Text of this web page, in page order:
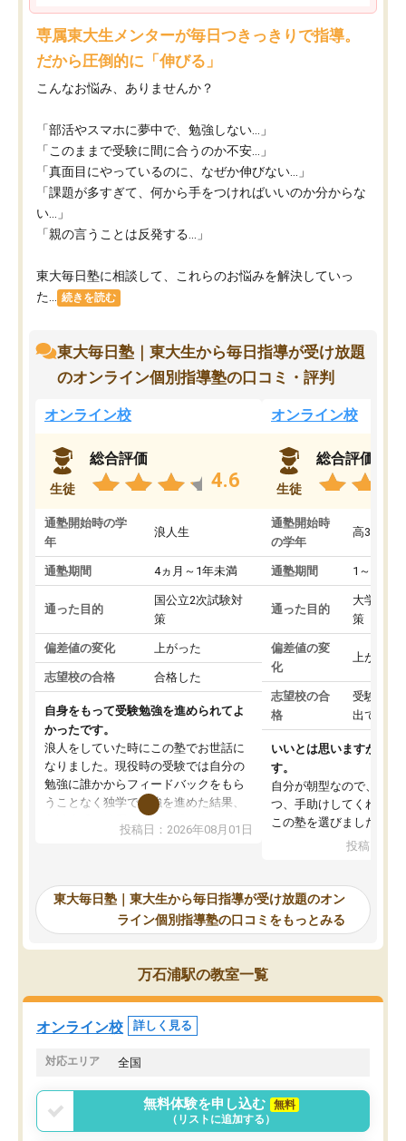
専属東大生メンターが毎日つきっきりで指導。
だから圧倒的に「伸びる」
こんなお悩み、ありませんか？
「部活やスマホに夢中で、勉強しない…」
「このままで受験に間に合うのか不安…」
「真面目にやっているのに、なぜか伸びない…」
「課題が多すぎて、何から手をつければいいのか分からな
い…」
「親の言うことは反発する…」
東大毎日塾に相談して、これらのお悩みを解決していっ
た...
続きを読む
東大毎日塾｜東大生から毎日指導が受け放題
のオンライン個別指導塾の口コミ・評判
オンライン校
生徒
総合評価
4.6
通塾開始時の学
年
浪人生
通塾期間 4ヵ月～1年未満
通った目的
国公立2次試験対
策
偏差値の変化 上がった
志望校の合格 合格した
自身をもって受験勉強を進められてよ
かったです。
浪人をしていた時にこの塾でお世話に
なりました。現役時の受験では自分の
勉強に誰かからフィードバックをもら
うことなく独学で勉強を進めた結果、
入試本番に地歴の学習が間に合わず不
合格となってしまいました。その経験
東大毎日塾にたどり着きました。学習
の長期計画や日々の勉強のやり方につ
いて客観的なアドバイスをいただけた
ので、自信をもって受験勉強を進める
ことができました。自分のように勉強
のやり方や進捗管理で苦労している方
には特におすすめしたい塾です。
投稿日：2026年08月01日
オンライン校
生徒
総合評価
通塾開始時
の学年
高3
通塾期間 1～3ヵ月
通った目的
大学入学
策
偏差値の変
化
上がった
志望校の合
格
受験して
出ていな
いいとは思いますが、料
す。
自分が朝型なので、自習
つ、手助けしてくれる設
この塾を選びました。
投稿日：
東大毎日塾｜東大生から毎日指導が受け放題のオン
ライン個別指導塾の口コミをもっとみる
万石浦駅の教室一覧
オンライン校 詳しく見る
対応エリア 全国
無料体験を申し込む
無料
（リストに追加する）